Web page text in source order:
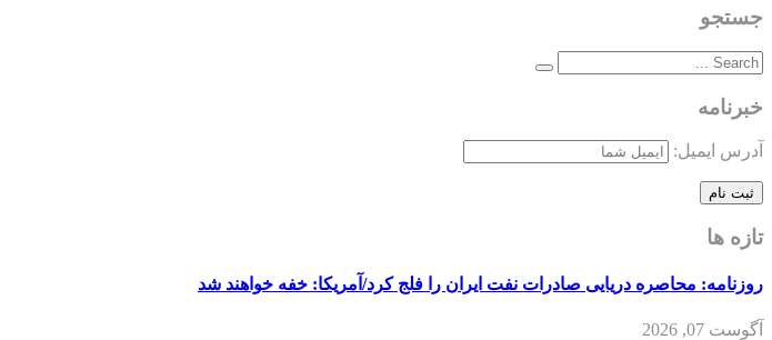
جستجو
خبرنامه
آدرس ایمیل:
تازه ها
روزنامه: محاصره دریایی صادرات نفت ایران را فلج کرد/آمریکا: خفه خواهند شد
آگوست 07, 2026